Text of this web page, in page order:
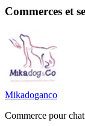
Commerces et
Mikadoganco
Commerce pour